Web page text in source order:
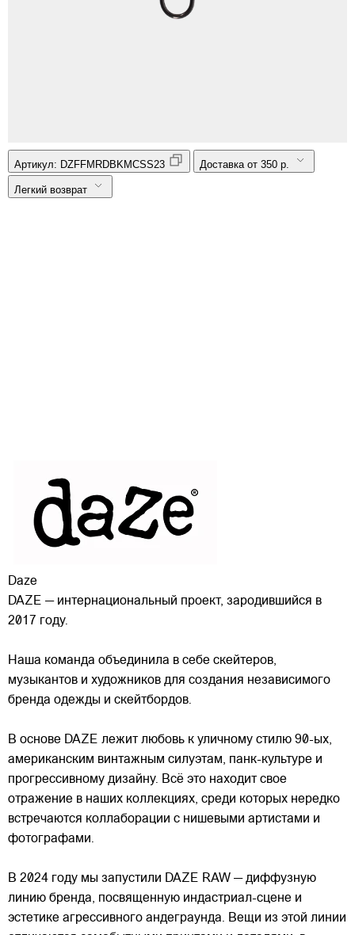
Артикул: DZFFMRDBKMCSS23 Доставка от 350 р.
Легкий возврат
Daze
DAZE — интернациональный проект, зародившийся в
2017 году.
Наша команда объединила в себе скейтеров,
музыкантов и художников для создания независимого
бренда одежды и скейтбордов.
В основе DAZE лежит любовь к уличному стилю 90-ых,
американским винтажным силуэтам, панк-культуре и
прогрессивному дизайну. Всё это находит свое
отражение в наших коллекциях, среди которых нередко
встречаются коллаборации с нишевыми артистами и
фотографами.
В 2024 году мы запустили DAZE RAW — диффузную
линию бренда, посвященную индастриал-сцене и
эстетике агрессивного андеграунда. Вещи из этой линии